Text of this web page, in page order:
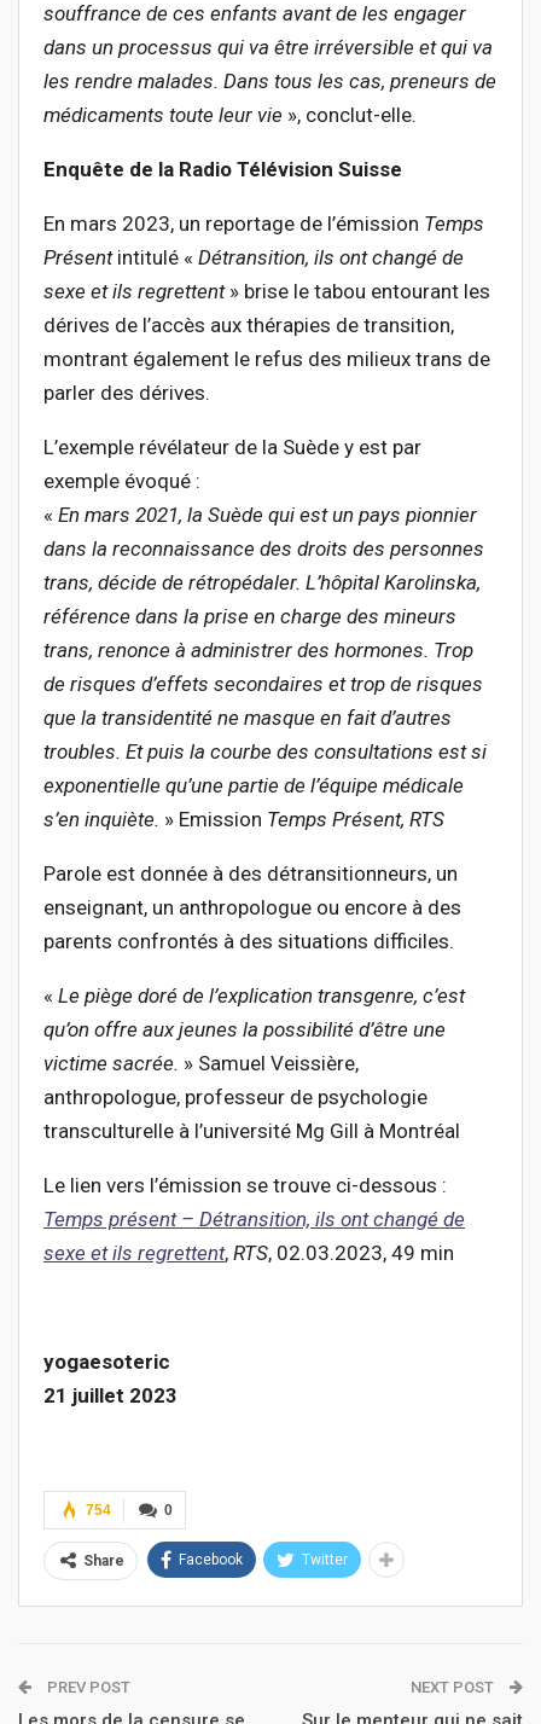
souffrance de ces enfants avant de les engager
dans un processus qui va être irréversible et qui va
les rendre malades. Dans tous les cas, preneurs de
médicaments toute leur vie », conclut-elle.
Enquête de la Radio Télévision Suisse
En mars 2023, un reportage de l’émission Temps
Présentintitulé « Détransition, ils ont changé de
sexe et ils regrettent» brise le tabou entourant les
dérives de l’accès aux thérapies de transition,
montrant également le refus des milieux trans de
parler des dérives.
L’exemple révélateur de la Suède y est par
exemple évoqué :
« En mars 2021, la Suède qui est un pays pionnier
dans la reconnaissance des droits des personnes
trans, décide de rétropédaler. L’hôpital Karolinska,
référence dans la prise en charge des mineurs
trans, renonce à administrer des hormones. Trop
de risques d’effets secondaires et trop de risques
que la transidentité ne masque en fait d’autres
troubles. Et puis la courbe des consultations est si
exponentielle qu’une partie de l’équipe médicale
s’en inquiète. » Emission Temps Présent, RTS
Parole est donnée à des détransitionneurs, un
enseignant, un anthropologue ou encore à des
parents confrontés à des situations difficiles.
« Le piège doré de l’explication transgenre, c’est
qu’on offre aux jeunes la possibilité d’être une
victime sacrée. » Samuel Veissière,
anthropologue, professeur de psychologie
transculturelle à l’université Mg Gill à Montréal
Le lien vers l’émission se trouve ci-dessous :
Temps présent – Détransition, ils ont changé de
sexe et ils regrettent, RTS, 02.03.2023, 49 min
yogaesoteric
21 juillet 2023
0
754
Share Facebook Twitter
PREV POST NEXT POST